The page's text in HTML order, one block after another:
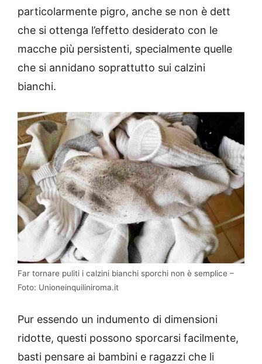
particolarmente pigro, anche se non è dett
che si ottenga l’effetto desiderato con le
macche più persistenti, specialmente quelle
che si annidano soprattutto sui calzini
bianchi.
Far tornare puliti i calzini bianchi sporchi non è semplice –
Foto: Unioneinquiliniroma.it
Pur essendo un indumento di dimensioni
ridotte, questi possono sporcarsi facilmente,
basti pensare ai bambini e ragazzi che li